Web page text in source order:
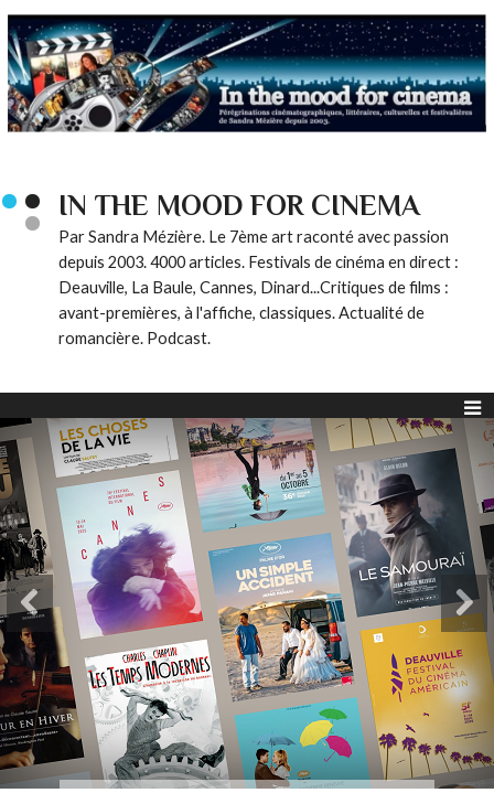
IN THE MOOD FOR CINEMA
Par Sandra Mézière. Le 7ème art raconté avec passion
depuis 2003. 4000 articles. Festivals de cinéma en direct :
Deauville, La Baule, Cannes, Dinard...Critiques de films :
avant-premières, à l'affiche, classiques. Actualité de
romancière. Podcast.